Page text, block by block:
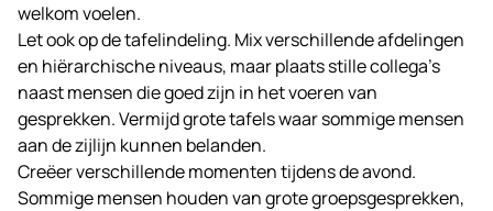
welkom voelen.
Let ook op de tafelindeling. Mix verschillende afdelingen
en hiërarchische niveaus, maar plaats stille collega’s
naast mensen die goed zijn in het voeren van
gesprekken. Vermijd grote tafels waar sommige mensen
aan de zijlijn kunnen belanden.
Creëer verschillende momenten tijdens de avond.
Sommige mensen houden van grote groepsgesprekken,